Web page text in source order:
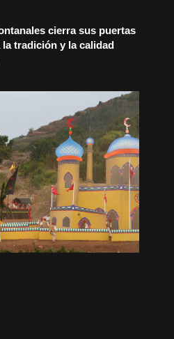
cierra sus puertas
tradición y la calidad